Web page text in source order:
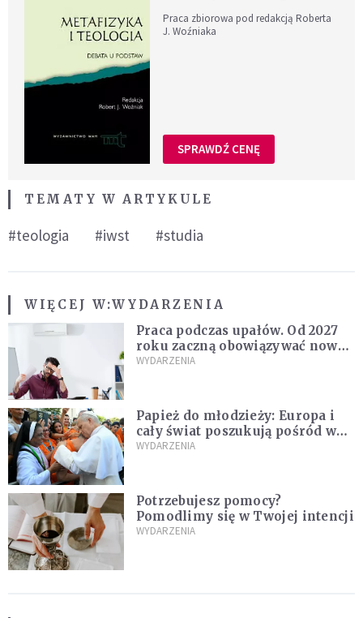
Praca zbiorowa pod redakcją Roberta
J. Woźniaka
SPRAWDŹ CENĘ
TEMATY W ARTYKULE
#teologia #iwst #studia
WIĘCEJ W:WYDARZENIA
Praca podczas upałów. Od 2027
roku zaczną obowiązywać nowe
przepisy
WYDARZENIA
Papież do młodzieży: Europa i
cały świat poszukują pośród was
nowych świętych
WYDARZENIA
Potrzebujesz pomocy?
Pomodlimy się w Twojej intencji
WYDARZENIA